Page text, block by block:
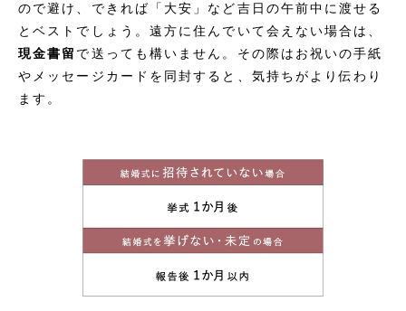
ので避け、できれば「大安」など吉日の午前中に渡せる
とベストでしょう。遠方に住んでいて会えない場合は、
現金書留 で送っても構いません。その際はお祝いの手紙
やメッセージカードを同封すると、気持ちがより伝わり
ます。